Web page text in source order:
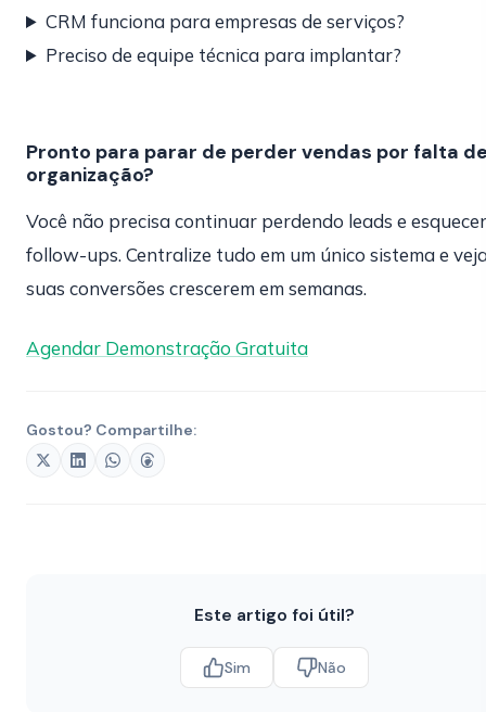
CRM funciona para empresas de serviços?
Preciso de equipe técnica para implantar?
Pronto para parar de perder vendas por falta
organização?
Você não precisa continuar perdendo leads e
follow-ups. Centralize tudo em um único sistema e
suas conversões crescerem em semanas.
Agendar Demonstração Gratuita
Gostou? Compartilhe:
Este artigo foi útil?
Sim Não